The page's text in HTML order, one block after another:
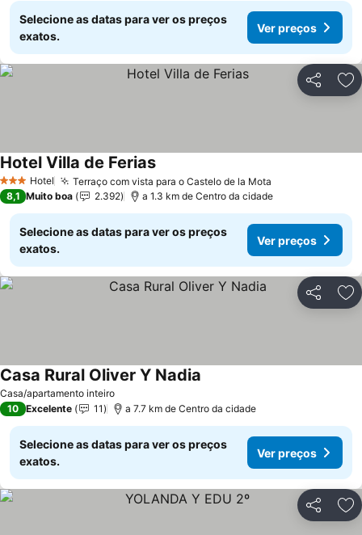
Selecione as datas para ver os preços
exatos.
Ver preços
Partilhar
3 EstrelasHotel Terraço com vista para o Castelo de la Mota
Hotel Villa de FeriasVer preços
8,1 Muito boa 2.392 a 1.3 km de Centro da cidade
Selecione as datas para ver os preços
exatos.
Ver preços
Partilhar
Casa/apartamento inteiro
Casa Rural Oliver Y Nadia
10 Excelente 11 a 7.7 km de Centro da cidade
Selecione as datas para ver os preços
exatos.
Ver preços
Partilhar